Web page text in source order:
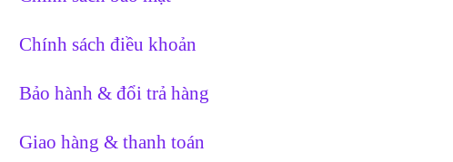
Chính sách điều khoản
Bảo hành & đổi trả hàng
Giao hàng & thanh toán